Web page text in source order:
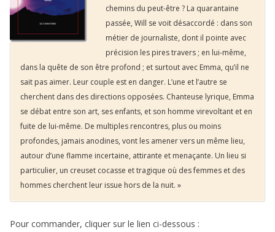
chemins du peut-être ? La quarantaine
passée, Will se voit désaccordé : dans son
métier de journaliste, dont il pointe avec
précision les pires travers ; en lui-même,
dans la quête de son être profond ; et surtout avec Emma, qu’il ne
sait pas aimer. Leur couple est en danger. L’une et l’autre se
cherchent dans des directions opposées. Chanteuse lyrique, Emma
se débat entre son art, ses enfants, et son homme virevoltant et en
fuite de lui-même. De multiples rencontres, plus ou moins
profondes, jamais anodines, vont les amener vers un même lieu,
autour d’une flamme incertaine, attirante et menaçante. Un lieu si
particulier, un creuset cocasse et tragique où des femmes et des
hommes cherchent leur issue hors de la nuit. »
Pour commander, cliquer sur le lien ci-dessous :